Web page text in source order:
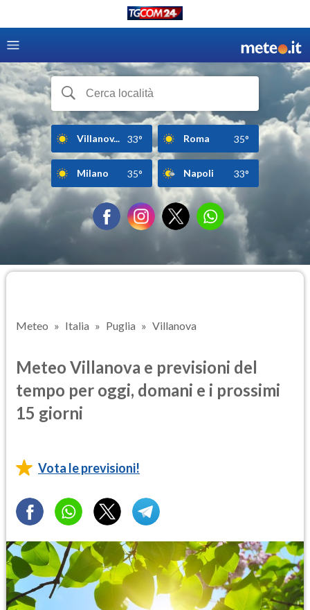
Villanov... 33° Roma 35°
Milano 35° Napoli 33°
Meteo Italia Puglia Villanova
Meteo Villanova e previsioni del
tempo per oggi, domani e i prossimi
15 giorni
Vota le previsioni!